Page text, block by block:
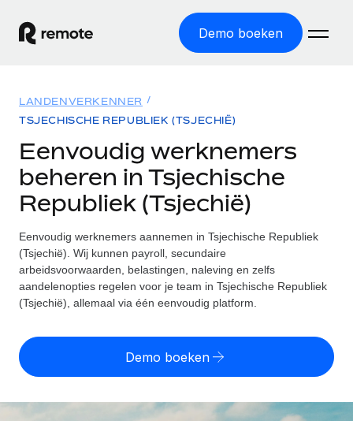
Demo boeken
Producten
GLOBAL HR
Global Payroll
Eenvoudig payroll uitvoeren
Employer of Record
Internationaal uitbreiden zonder kosten voor entiteiten
Contractor of Record
Zzp'ers compliant internationaal aantrekken
Contractor Management
Zzp'ers internationaal onboarden en beheren
Ingewikkelde HR-taken eenvoudig uitbesteden
Solutions
INTERNATIONALE DEKKING
Vind global HR-support per land
Statenverkenner VS
Makkelijker mensen aannemen in alle staten van de VS
Bronnen
TOOLS EN CALCULATORS
Risicocalculator voor verkeerde classificatie
Check de classificatierisico's per land
Calculator voor werknemerskosten
Betalingscalculator voor zzp'ers
internationale zzp'ers
Tarieven
Nederlands
English
Inloggen
LANDENVERKENNER
TSJECHISCHE REPUBLIEK (TSJECHIË)
Eenvoudig werknemers
beheren in Tsjechische
Republiek (Tsjechië)
Eenvoudig werknemers aannemen in Tsjechische Republiek
(Tsjechië). Wij kunnen payroll, secundaire
arbeidsvoorwaarden, belastingen, naleving en zelfs
aandelenopties regelen voor je team in Tsjechische Republiek
(Tsjechië), allemaal via één eenvoudig platform.
Demo boeken